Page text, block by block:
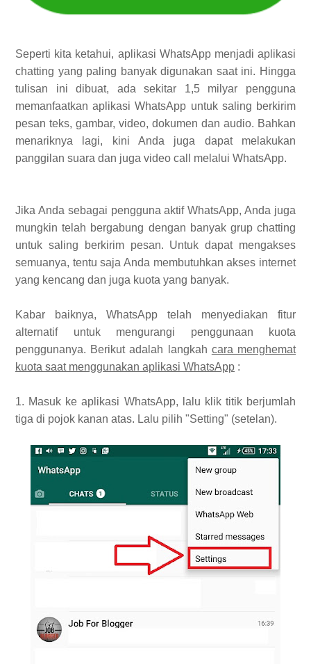
Seperti kita ketahui, aplikasi WhatsApp menjadi aplikasi
chatting yang paling banyak digunakan saat ini. Hingga
tulisan ini dibuat, ada sekitar 1,5 milyar pengguna
memanfaatkan aplikasi WhatsApp untuk saling berkirim
pesan teks, gambar, video, dokumen dan audio. Bahkan
menariknya lagi, kini Anda juga dapat melakukan
panggilan suara dan juga video call melalui WhatsApp.
Jika Anda sebagai pengguna aktif WhatsApp, Anda juga
mungkin telah bergabung dengan banyak grup chatting
untuk saling berkirim pesan. Untuk dapat mengakses
semuanya, tentu saja Anda membutuhkan akses internet
yang kencang dan juga kuota yang banyak.
Kabar baiknya, WhatsApp telah menyediakan fitur
alternatif untuk mengurangi penggunaan kuota
penggunanya. Berikut adalah langkah cara menghemat
kuota saat menggunakan aplikasi WhatsApp :
1. Masuk ke aplikasi WhatsApp, lalu klik titik berjumlah
tiga di pojok kanan atas. Lalu pilih "Setting" (setelan).